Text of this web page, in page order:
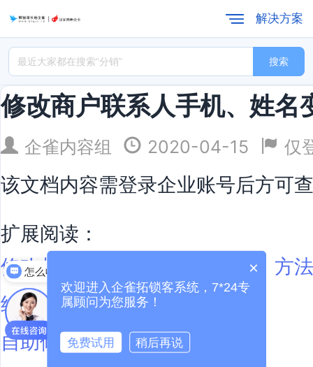
解决方案
搜索
修改商户联系人手机、姓名
企雀内容组 2020-04-15 仅
该文档内容需登录企业账号后方可
扩展阅读：
修改超级管理员（商户联系人）方法
结算银行变更函
自助修改结算账号功能介绍
怎么收费 ×
欢迎进入企雀拓锁客系统，7*24专
属顾问为您服务！
免费试用 稍后再说